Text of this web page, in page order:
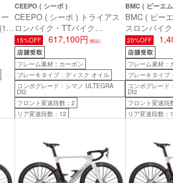
CEEPO ( シーポ )
CEEPO ( シーポ ) トライアス
ロンバイク・TTバイク
MAMBA-R ULTEGRA Di2 TT
RS-171 ( マンバ-R アルテグラ
Di2 TT RS-171 ) ブラック/シル
バー XS ( 身長目安160cm前後
)
15%OFF 617,100円 (税込)
フレーム素材：カーボン
ブレーキタイプ：ディスク オイル
コンポグレード：シマノ ULTEGRA
DI2
フロント変速段数：2
リア変速段数：12
BMC ( ビーエ
BMC ( ビー
スロンバイ
スピードマシ
カーボン/ネ
長目安
20%OFF
フレーム素材：
ブレーキタイプ
コンポグレード
DI2
フロント変速段
リア変速段数：